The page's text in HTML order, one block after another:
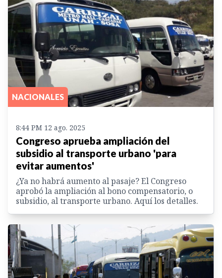
NACIONALES
8:44 PM 12 ago. 2025
Congreso aprueba ampliación del
subsidio al transporte urbano 'para
evitar aumentos'
¿Ya no habrá aumento al pasaje? El Congreso
aprobó la ampliación al bono compensatorio, o
subsidio, al transporte urbano. Aquí los detalles.